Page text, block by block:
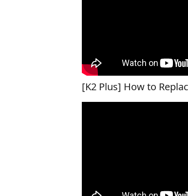
[K2 Plus] How to